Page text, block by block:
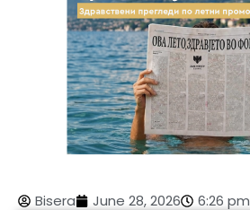
Bisera June 28, 2026 6:26 pm